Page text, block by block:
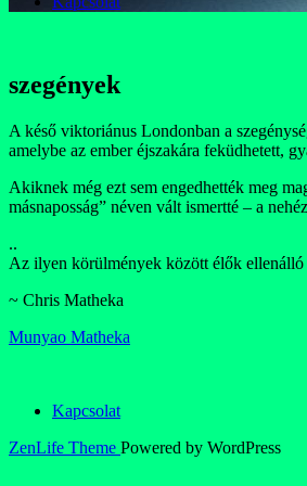
szegények
A késő viktoriánus Londonban a
amelybe az ember éjszakára feküdhetett,
Akiknek még ezt sem engedhették meg
másnaposság” néven vált ismertté – a
..
Az ilyen körülmények között élők ellenálló
~ Chris Matheka
Munyao Matheka
Kapcsolat
ZenLife Theme Powered by WordPress